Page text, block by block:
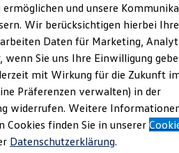
ermöglichen und unsere
Wir berücksichtigen hierbei Ihre
Daten für Marketing,
wenn Sie uns Ihre Einwilligung
mit Wirkung für die Zukunft
Präferenzen verwalten) in der
widerrufen. Weitere
Cookies finden Sie in unserer
Datenschutzerklärung.